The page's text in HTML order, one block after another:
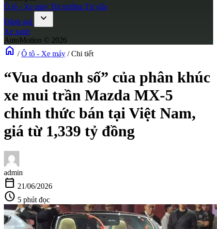
Ô tô - Xe máy Thị trường Tư vấn
Đánh giá
expand_more
Xe xanh
AutoMotion © 2026
home / Ô tô - Xe máy / Chi tiết
“Vua doanh số” của phân khúc
xe mui trần Mazda MX-5
chính thức bán tại Việt Nam,
giá từ 1,339 tỷ đồng
admin
calendar_today 21/06/2026
schedule 5 phút đọc